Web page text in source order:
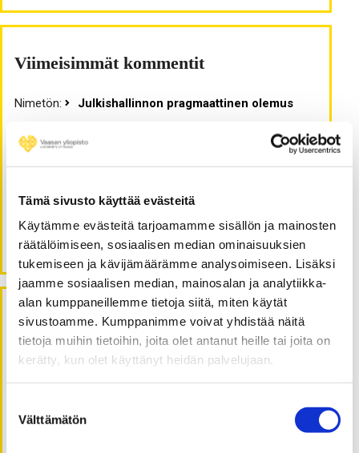
Tämä sivusto käyttää evästeitä
Käytämme evästeitä tarjoamamme sisällön ja mainosten
räätälöimiseen, sosiaalisen median ominaisuuksien
tukemiseen ja kävijämäärämme analysoimiseen. Lisäksi
jaamme sosiaalisen median, mainosalan ja analytiikka-
alan kumppaneillemme tietoja siitä, miten käytät
sivustoamme. Kumppanimme voivat yhdistää näitä
tietoja muihin tietoihin, joita olet antanut heille tai joita on
kerätty, kun olet käyttänyt heidän palvelujaan.
valinta
Välttämätön
Viimeisimmät kommentit
Nimetön:
Julkishallinnon pragmaattinen olemus
Julkishallinnon pragmaattinen olemus
Erkki Keski-Nisula:
Superpositio
Aluekehityksen johtaminen ja kilpapurjehdus
Erkki Keski-Nisula:
Aluekehityksen johtaminen ja kilpapurjehdus
Arkistot
lokakuu 2022
kesäkuu 2022